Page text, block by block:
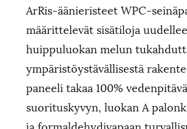
ArRis-äänieristeet WPC-
määrittelevät sisätiloja
huippuluokan melun
ympäristöystävällisestä
paneeli takaa 100%
suorituskyvyn, luokan A